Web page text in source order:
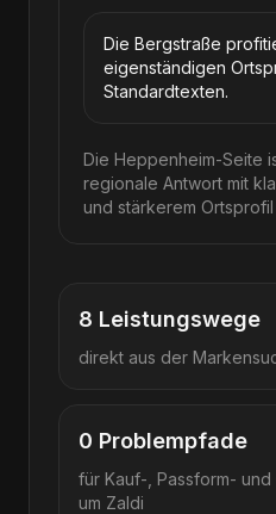
Die Bergstraße
eigenständigen
Standardtexten.
Die Heppenheim-Seite
regionale Antwort mit
und stärkerem
8 Leistungswege
direkt aus der
0 Problempfade
für Kauf-, Passform-
um Zaldi